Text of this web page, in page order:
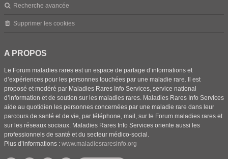
Recherche avancée
Supprimer les cookies
A PROPOS
Le Forum maladies rares est un espace de partage d’informations et
d’expériences pour les personnes touchées par une maladie rare. Il est
proposé et modéré par Maladies Rares Info Services, service national
d’information et de soutien sur les maladies rares. Maladies Rares Info Services
aide au quotidien les personnes concernées par une maladie rare dans leur
parcours de santé et de vie, par téléphone, mail, sur le Forum maladies rares et
sur les réseaux sociaux. Maladies Rares Info Services oriente aussi les
professionnels de santé et du secteur médico-social.
Plus d’informations : www.maladiesraresinfo.org